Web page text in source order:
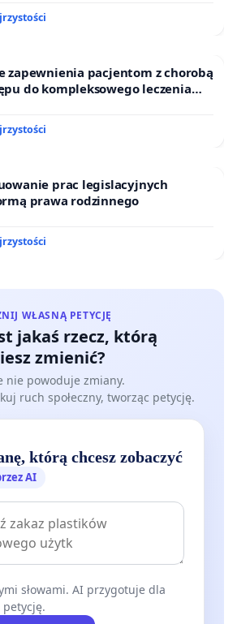
zapewnienia pacjentom z chorobą
do kompleksowego leczenia
prac legislacyjnych
prawa rodzinnego
WŁASNĄ PETYCJĘ
jakaś rzecz, którą
zmienić?
nie powoduje zmiany.
ruch społeczny, tworząc petycję.
którą chcesz zobaczyć
AI
słowami. AI przygotuje dla
petycję.